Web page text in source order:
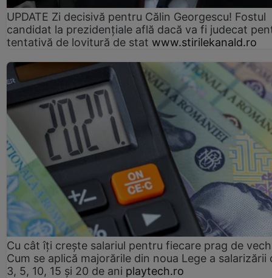
UPDATE Zi decisivă pentru Călin Georgescu! Fostul
candidat la prezidențiale află dacă va fi judecat
tentativă de lovitură de stat www.stirilekanald.ro
Cu cât îți crește salariul pentru fiecare prag de
Cum se aplică majorările din noua Lege a salarizării
3, 5, 10, 15 și 20 de ani playtech.ro